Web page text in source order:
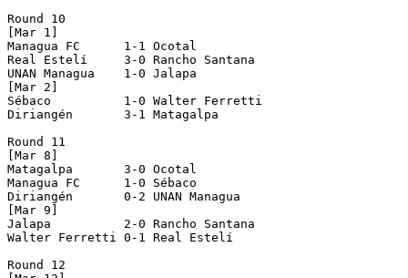
Round 10
[Mar 1]
Managua FC      1-1 Ocotal
Real Estelí     3-0 Rancho Santana
UNAN Managua    1-0 Jalapa
[Mar 2]
Sébaco          1-0 Walter Ferretti
Diriangén       3-1 Matagalpa
Round 11
[Mar 8]
Matagalpa       3-0 Ocotal
Managua FC      1-0 Sébaco
Diriangén       0-2 UNAN Managua
[Mar 9]
Jalapa          2-0 Rancho Santana
Walter Ferretti 0-1 Real Estelí
Round 12